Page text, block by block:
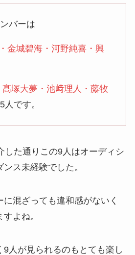
バーは
金城碧海・河野純喜・興
塚大夢・池﨑理人・藤牧
人です。
した通りこの9人はオーディシ
ス未経験でした。
混ざっても違和感がないく
よね。
9人が見られるのもとても楽し